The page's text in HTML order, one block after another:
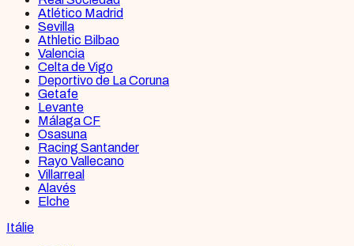
Atlético Madrid
Sevilla
Athletic Bilbao
Valencia
Celta de Vigo
Deportivo de La Coruna
Getafe
Levante
Málaga CF
Osasuna
Racing Santander
Rayo Vallecano
Villarreal
Alavés
Elche
Itálie